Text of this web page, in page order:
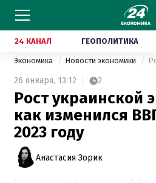
24 КАНАЛ ГЕОПОЛИТИКА
Экономика Новости экономики
26 января, 13:12 2
Рост украинской
как изменился
2023 году
Анастасия Зорик